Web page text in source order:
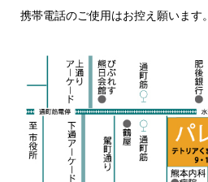
携帯電話のご使用はお控え願います。